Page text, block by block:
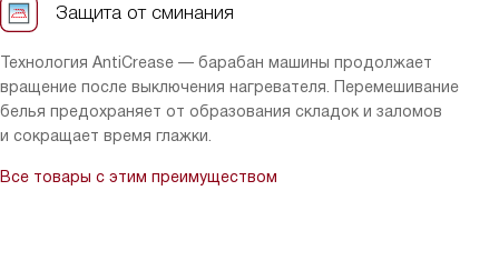
Защита от сминания
Технология AntiCrease — барабан машины продолжает
вращение после выключения нагревателя. Перемешивание
белья предохраняет от образования складок и заломов
и сокращает время глажки.
Все товары с этим преимуществом